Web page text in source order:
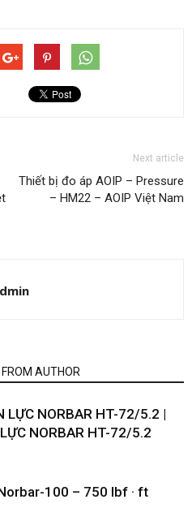
Next article
Thiết bị đo áp AOIP – Pressure
– HM22 – AOIP Việt Nam
FROM AUTHOR
LỰC NORBAR HT-72/5.2 |
NORBAR HT-72/5.2
100 – 750 lbf · ft